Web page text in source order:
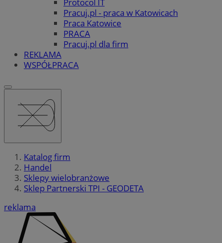
Pracuj.pl - praca w Katowicach
Praca Katowice
PRACA
Pracuj.pl dla firm
REKLAMA
WSPÓŁPRACA
Katalog firm
Handel
Sklepy wielobranżowe
Sklep Partnerski TPI - GEODETA
reklama